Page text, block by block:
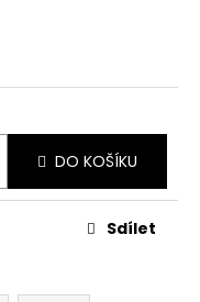
DO KOŠÍKU
Sdílet